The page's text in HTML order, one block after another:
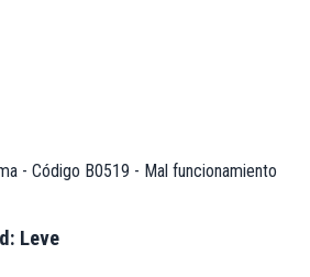
- Código B0519 - Mal funcionamiento
Leve